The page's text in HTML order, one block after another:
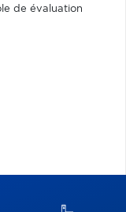
de évaluation